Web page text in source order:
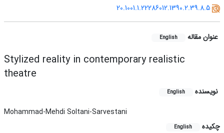
20.1001.1.22286012.1390.2.39.8.5
عنوان مقاله English
Stylized reality in contemporary realistic
theatre
نویسنده English
Mohammad-Mehdi Soltani-Sarvestani
چکیده
English